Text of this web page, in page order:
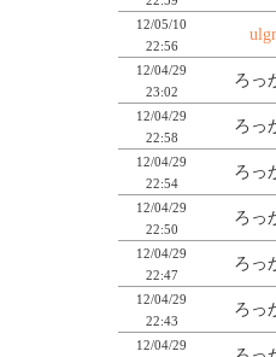
12/05/10
22:56
12/04/29
23:02
ろっ
12/04/29
22:58
ろっ
12/04/29
22:54
ろっ
12/04/29
22:50
ろっ
12/04/29
22:47
ろっ
12/04/29
22:43
ろっ
12/04/29